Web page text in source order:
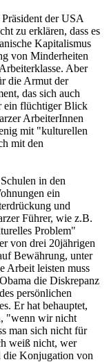
der USA
zu erklären, dass es
Kapitalismus
von Minderheiten
Aber
die Armut der
das sich auch
ein flüchtiger Blick
ArbeiterInnen
mit "kulturellen
mit den
in den
ein
und
Führer, wie z.B.
Problem"
von drei 20jährigen
Bewährung, unter
Arbeit leisten muss
die Diskrepanz
persönlichen
Er hat behauptet,
"wenn wir nicht
man sich nicht für
weiß nicht, wer
die Konjugation von